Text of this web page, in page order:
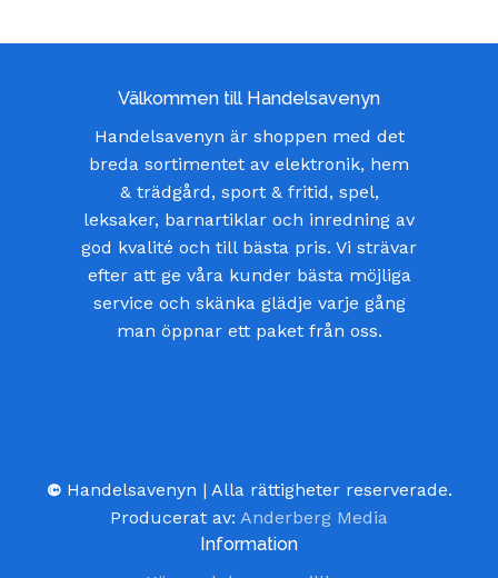
Välkommen till Handelsavenyn
Handelsavenyn är shoppen med det
breda sortimentet av elektronik, hem
& trädgård, sport & fritid, spel,
leksaker, barnartiklar och inredning av
god kvalité och till bästa pris. Vi strävar
efter att ge våra kunder bästa möjliga
service och skänka glädje varje gång
man öppnar ett paket från oss.
© Handelsavenyn | Alla rättigheter reserverade.
Producerat av: Anderberg Media
Information